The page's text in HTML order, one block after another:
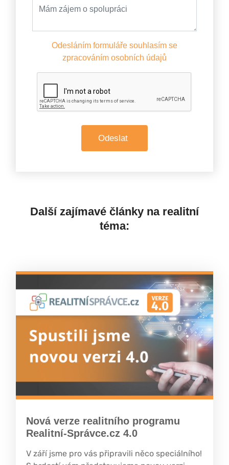
Odesláním formuláře souhlasím se
zpracováním osobních údajů
Další zajímavé články na realitní
téma:
Nová verze realitního programu
Realitní-Správce.cz 4.0
V září jsme pro vás připravili něco speciálního!